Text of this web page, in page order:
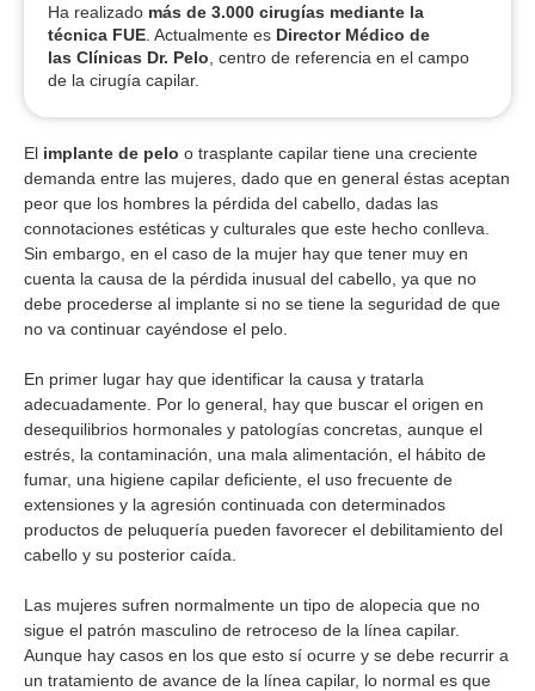
Ha realizado más de 3.000 cirugías mediante la
técnica FUE . Actualmente es Director Médico de
las Clínicas Dr. Pelo , centro de referencia en el campo
de la cirugía capilar.
El implante de pelo o trasplante capilar tiene una creciente
demanda entre las mujeres, dado que en general éstas aceptan
peor que los hombres la pérdida del cabello, dadas las
connotaciones estéticas y culturales que este hecho conlleva.
Sin embargo, en el caso de la mujer hay que tener muy en
cuenta la causa de la pérdida inusual del cabello, ya que no
debe procederse al implante si no se tiene la seguridad de que
no va continuar cayéndose el pelo.
En primer lugar hay que identificar la causa y tratarla
adecuadamente. Por lo general, hay que buscar el origen en
desequilibrios hormonales y patologías concretas, aunque el
estrés, la contaminación, una mala alimentación, el hábito de
fumar, una higiene capilar deficiente, el uso frecuente de
extensiones y la agresión continuada con determinados
productos de peluquería pueden favorecer el debilitamiento del
cabello y su posterior caída.
Las mujeres sufren normalmente un tipo de alopecia que no
sigue el patrón masculino de retroceso de la línea capilar.
Aunque hay casos en los que esto sí ocurre y se debe recurrir a
un tratamiento de avance de la línea capilar, lo normal es que